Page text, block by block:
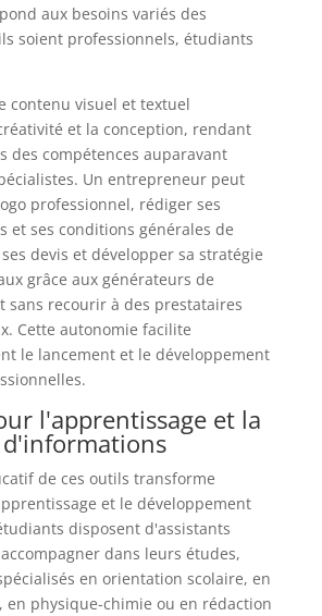
aux besoins variés des
soient professionnels, étudiants
contenu visuel et textuel
et la conception, rendant
des compétences auparavant
Un entrepreneur peut
professionnel, rédiger ses
et ses conditions générales de
devis et développer sa stratégie
grâce aux générateurs de
sans recourir à des prestataires
Cette autonomie facilite
le lancement et le développement
l'apprentissage et la
de ces outils transforme
et le développement
disposent d'assistants
dans leurs études,
en orientation scolaire, en
en physique-chimie ou en rédaction